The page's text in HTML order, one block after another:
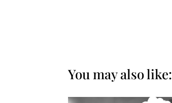
You may also like: